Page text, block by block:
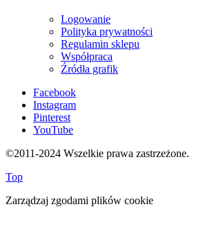
Logowanie
Polityka prywatności
Regulamin sklepu
Współpraca
Źródła grafik
Facebook
Instagram
Pinterest
YouTube
©2011-2024 Wszelkie prawa zastrzeżone.
Top
Zarządzaj zgodami plików cookie